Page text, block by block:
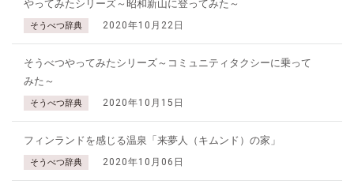
やってみたシリーズ～昭和新山に登ってみた～
そうべつ辞典 2020年10月22日
そうべつやってみたシリーズ～コミュニティタクシーに乗って
みた～
そうべつ辞典 2020年10月15日
フィンランドを感じる温泉「来夢人（キムンド）の家」
そうべつ辞典 2020年10月06日